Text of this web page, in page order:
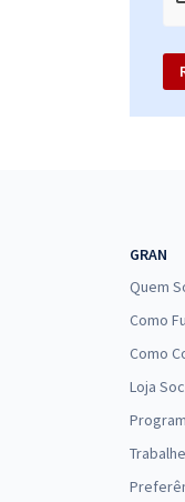
GRAN
Quem
Como
Como
Loja